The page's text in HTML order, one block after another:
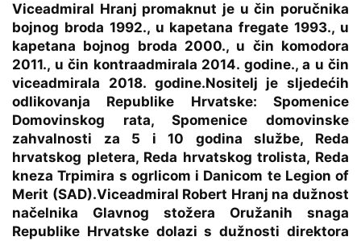
Viceadmiral Hranj promaknut je u čin poručnika
bojnog broda 1992., u kapetana fregate 1993., u
kapetana bojnog broda 2000., u čin komodora
2011., u čin kontraadmirala 2014. godine., a u čin
viceadmirala 2018. godine.Nositelj je sljedećih
odlikovanja Republike Hrvatske: Spomenice
Domovinskog rata, Spomenice domovinske
zahvalnosti za 5 i 10 godina službe, Reda
hrvatskog pletera, Reda hrvatskog trolista, Reda
kneza Trpimira s ogrlicom i Danicom te Legion of
Merit (SAD).Viceadmiral Robert Hranj na dužnost
načelnika Glavnog stožera Oružanih snaga
Republike Hrvatske dolazi s dužnosti direktora